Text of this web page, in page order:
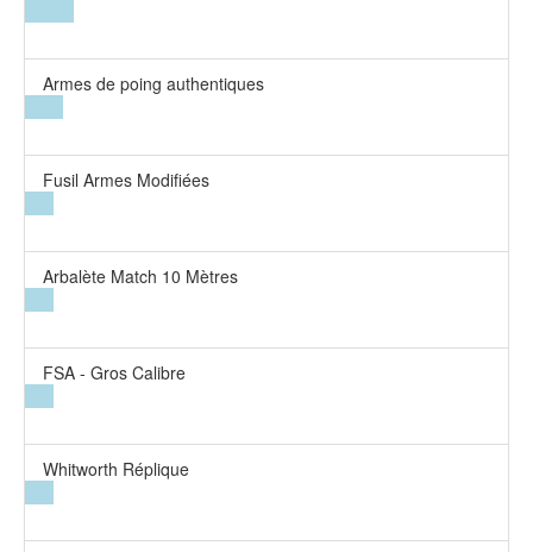
Armes de poing authentiques
Fusil Armes Modifiées
Arbalète Match 10 Mètres
FSA - Gros Calibre
Whitworth Réplique